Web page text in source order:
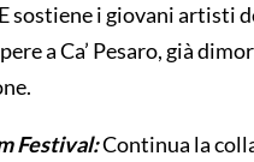
sostiene i giovani artisti
a Ca’ Pesaro, già
Festival:Continua la